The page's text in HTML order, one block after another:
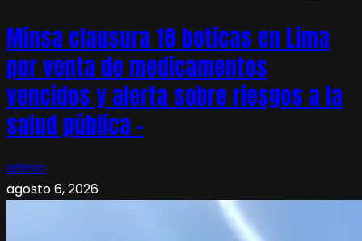
Minsa clausura 18 boticas en Lima
por venta de medicamentos
vencidos y alerta sobre riesgos a la
salud pública –
admin
agosto 6, 2026